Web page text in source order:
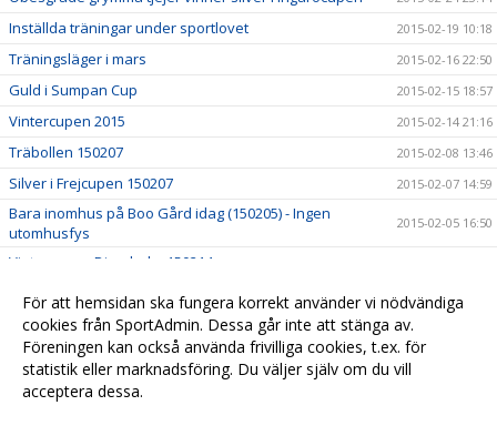
Inställda träningar under sportlovet 2015-02-19 10:18
Träningsläger i mars 2015-02-16 22:50
Guld i Sumpan Cup 2015-02-15 18:57
Vintercupen 2015 2015-02-14 21:16
Träbollen 150207 2015-02-08 13:46
Silver i Frejcupen 150207 2015-02-07 14:59
Bara inomhus på Boo Gård idag (150205) - Ingen
utomhusfys
2015-02-05 16:50
Vintercupen Djursholm 150214
Sanktan 2015 - Serieindelning är klar 2015-02-04 08:36
Cup Träbollen, Ekerö 150207 18:30 2015-02-03 12:00
Aktuell snöstatus för fotbollsplanerna 2015-01-27 13:35
För att hemsidan ska fungera korrekt använder vi nödvändiga
cookies från SportAdmin. Dessa går inte att stänga av.
Föreningen kan också använda frivilliga cookies, t.ex. för
statistik eller marknadsföring. Du väljer själv om du vill
acceptera dessa.